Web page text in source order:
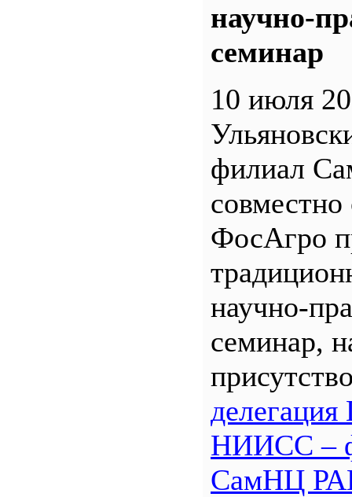
научно-
семинар
10 июля
филиал
ФосАгро
научно-
семинар,
НИИСС –
СамНЦ